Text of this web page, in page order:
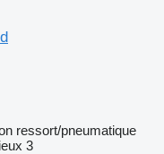
ressort/pneumatique
3